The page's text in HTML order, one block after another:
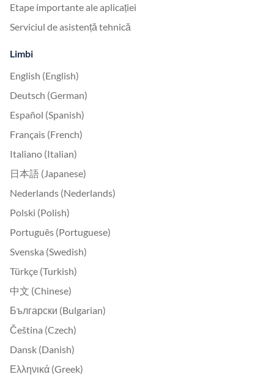
Etape importante ale aplicației
Serviciul de asistență tehnică
Limbi
English (English)
Deutsch (German)
Español (Spanish)
Français (French)
Italiano (Italian)
日本語 (Japanese)
Nederlands (Nederlands)
Polski (Polish)
Português (Portuguese)
Svenska (Swedish)
Türkçe (Turkish)
中文 (Chinese)
Български (Bulgarian)
Čeština (Czech)
Dansk (Danish)
Ελληνικά (Greek)